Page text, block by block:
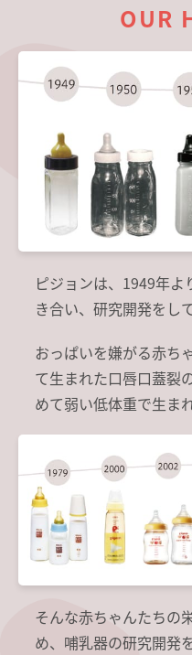
OUR
ピジョンは、1949年
き合い、研究開発をし
おっぱいを嫌がる赤ち
て生まれた口唇口蓋裂
めて弱い低体重で生ま
そんな赤ちゃんたちの
め、哺乳器の研究開発